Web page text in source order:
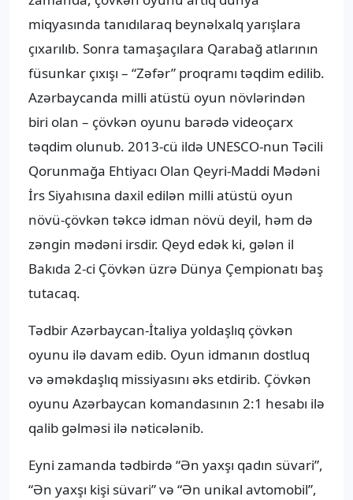
miqyasında tanıdılaraq beynəlxalq yarışlara
çıxarılıb. Sonra tamaşaçılara Qarabağ atlarının
füsunkar çıxışı – “Zəfər” proqramı təqdim edilib.
Azərbaycanda milli atüstü oyun növlərindən
biri olan – çövkən oyunu barədə videoçarx
təqdim olunub. 2013-cü ildə UNESCO-nun Təcili
Qorunmağa Ehtiyacı Olan Qeyri-Maddi Mədəni
İrs Siyahısına daxil edilən milli atüstü oyun
növü-çövkən təkcə idman növü deyil, həm də
zəngin mədəni irsdir. Qeyd edək ki, gələn il
Bakıda 2-ci Çövkən üzrə Dünya Çempionatı baş
tutacaq.
Tədbir Azərbaycan-İtaliya yoldaşlıq çövkən
oyunu ilə davam edib. Oyun idmanın dostluq
və əməkdaşlıq missiyasını əks etdirib. Çövkən
oyunu Azərbaycan komandasının 2:1 hesabı ilə
qalib gəlməsi ilə nəticələnib.
Eyni zamanda tədbirdə “Ən yaxşı qadın süvari”,
“Ən yaxşı kişi süvari” və “Ən unikal avtomobil”,